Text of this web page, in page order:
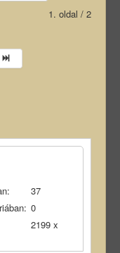
1. oldal / 2
37
0
2199 x